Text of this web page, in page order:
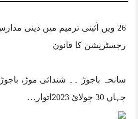
26 ویں آئینی ترمیم میں دینی
رجسٹریشن کا قانون
سانحہ باجوڑ ۔۔ شندائی موڑ،
جہاں 30 جولائ 2023اتوار…